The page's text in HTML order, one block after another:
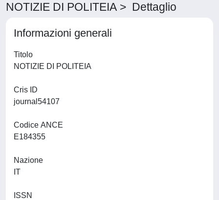
NOTIZIE DI POLITEIA > Dettaglio
Informazioni generali
Titolo
Cris ID
Codice ANCE
Nazione
ISSN